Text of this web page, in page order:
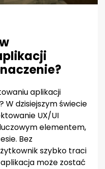
aplikacji
W dzisiejszym świecie
UX/UI
elementem,
Bez
szybko traci
może zostać